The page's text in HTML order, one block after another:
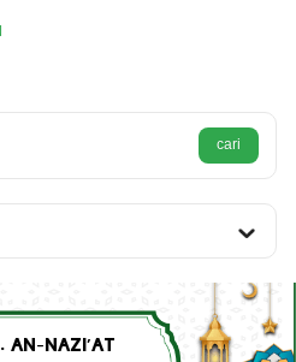
AN-NAZI'AT